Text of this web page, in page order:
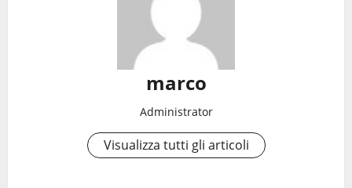
marco
Administrator
Visualizza tutti gli articoli